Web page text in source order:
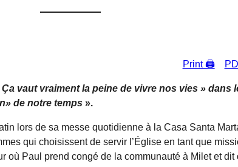
Print 🖨
Ça vaut vraiment la peine de vivre nos vies » dans
de notre temps ».
lors de sa messe quotidienne à la Casa Santa
qui choisissent de servir l’Église en tant que
où Paul prend congé de la communauté à Milet et dit